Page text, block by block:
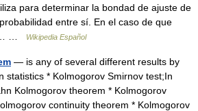
para determinar la bondad de ajuste de
entre sí. En el caso de que
…
Wikipedia Español
— is any of several different results by
statistics * Kolmogorov Smirnov test;In
Kolmogorov theorem * Kolmogorov
continuity theorem * Kolmogorov